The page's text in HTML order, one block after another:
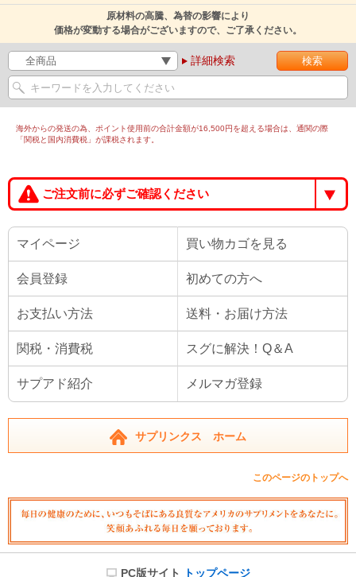
原材料の高騰、為替の影響により
価格が変動する場合がございますので、ご了承ください。
詳細検索
海外からの発送の為、ポイント使用前の合計金額が16,500円を超える場合は、通関の際
「関税と国内消費税」が課税されます。
ご注文前に必ずご確認ください
マイページ 買い物カゴを見る
会員登録 初めての方へ
お支払い方法 送料・お届け方法
関税・消費税 スグに解決！Q＆A
サプアド紹介 メルマガ登録
サプリンクス ホーム
このページのトップへ
PC版サイト トップページ